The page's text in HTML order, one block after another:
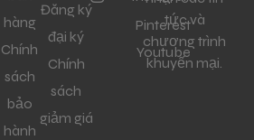
hàng
Chính
sách
bảo
hành
Đăng ký
đại ký
Chính
sách
giảm giá
Pinterest
Youtube
tức và
chương trình
khuyến mại.